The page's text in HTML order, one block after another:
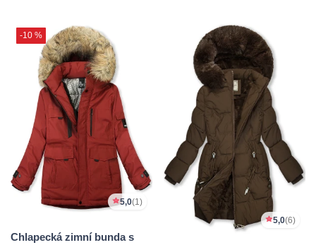
-10 %
5,0(1)
Chlapecká zimní bunda s
5,0(6)